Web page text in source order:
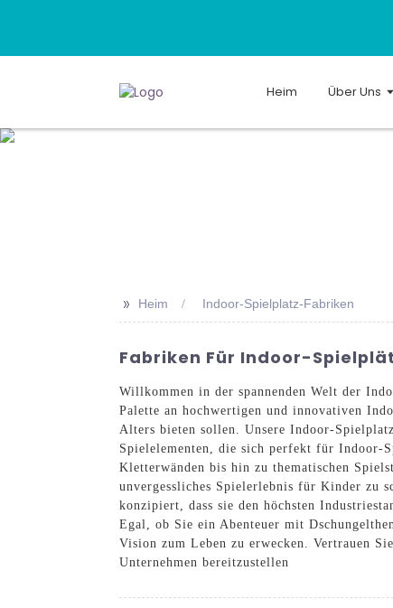
Heim Über Uns
>> Heim Indoor-Spielplatz-Fabriken
Fabriken Für Indoor-
Willkommen in der spannenden Welt der
Palette an hochwertigen und innovativen
Alters bieten sollen. Unsere Indoor-
Spielelementen, die sich perfekt für Indoor-
Kletterwänden bis hin zu thematischen
unvergessliches Spielerlebnis für Kinder zu
konzipiert, dass sie den höchsten
Egal, ob Sie ein Abenteuer mit
Vision zum Leben zu erwecken. Vertrauen
Unternehmen bereitzustellen